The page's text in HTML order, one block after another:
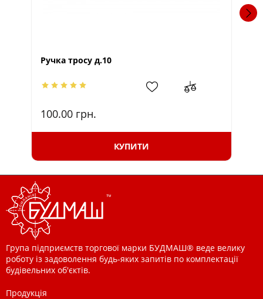
Ручка тросу д.10
100.00 грн.
КУПИТИ
Група підприємств торгової марки БУДМАШ® веде велику
роботу із задоволення будь-яких запитів по комплектації
будівельних об'єктів.
Продукція